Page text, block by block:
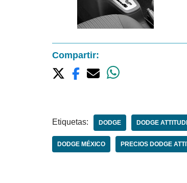
Compartir:
Etiquetas: DODGE DODGE
DODGE MÉXICO PRECIOS DODGE